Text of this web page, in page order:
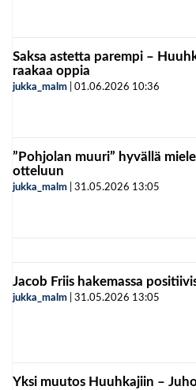
Saksa astetta parempi –
raakaa oppia
jukka_malm 01.06.2026 10:36
”Pohjolan muuri” hyvällä
otteluun
jukka_malm 31.05.2026 13:05
Jacob Friis hakemassa
jukka_malm 31.05.2026 13:05
Yksi muutos Huuhkajiin –